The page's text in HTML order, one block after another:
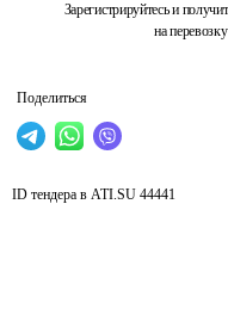
Зарегистрируйтесь и
на
Поделиться
ID тендера в ATI.SU 44441